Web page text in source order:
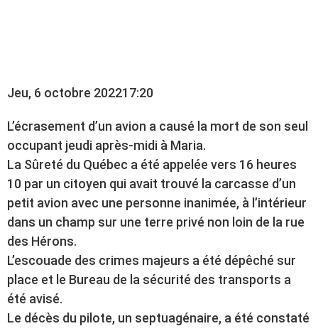
Jeu, 6 octobre 202217:20
L’écrasement d’un avion a causé la mort de son seul
occupant jeudi après-midi à Maria.
La Sûreté du Québec a été appelée vers 16 heures
10 par un citoyen qui avait trouvé la carcasse d’un
petit avion avec une personne inanimée, à l’intérieur
dans un champ sur une terre privé non loin de la rue
des Hérons.
L’escouade des crimes majeurs a été dépêché sur
place et le Bureau de la sécurité des transports a
été avisé.
Le décès du pilote, un septuagénaire, a été constaté